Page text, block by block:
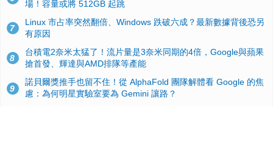
場！容量或將 512GB 起跳
7
Linux 市占率突然翻倍、Windows 跌破六成？最新數據背後恐另
有原因
8
台積電2奈米太猛了！流片量是3奈米同期的4倍，Google與蘋果
搶首發、輝達與AMD排隊等產能
9
諾貝爾獎推手也留不住！從 AlphaFold 團隊解體看 Google 的焦
慮：為何明星實驗室要為 Gemini 讓路？